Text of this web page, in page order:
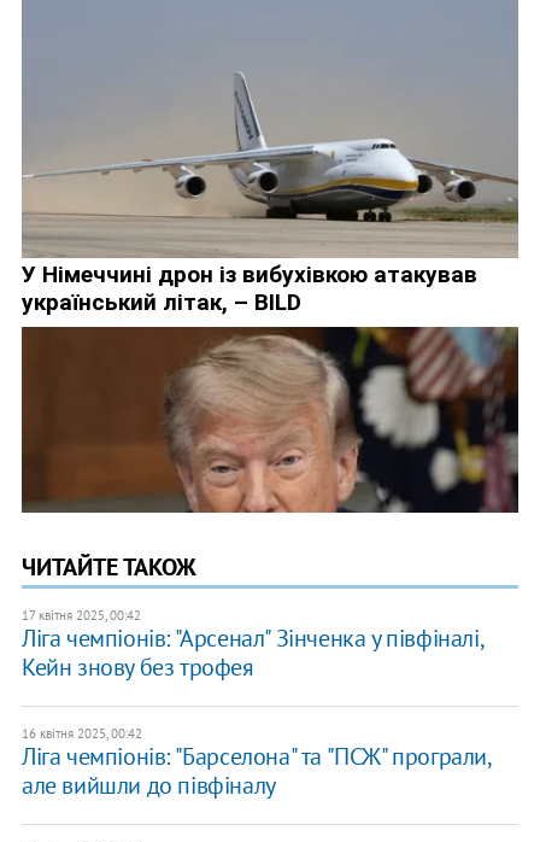
ЧИТАЙТЕ ТАКОЖ
17 квітня 2025, 00:42
Ліга чемпіонів: "Арсенал" Зінченка у півфіналі,
Кейн знову без трофея
16 квітня 2025, 00:42
Ліга чемпіонів: "Барселона" та "ПСЖ" програли,
але вийшли до півфіналу